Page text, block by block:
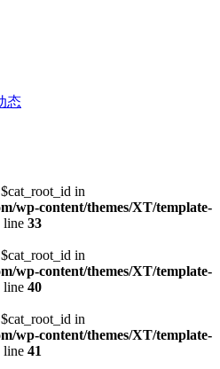
态
in
wp-content/themes/XT/template-
line 33
in
wp-content/themes/XT/template-
line 40
in
wp-content/themes/XT/template-
line 41